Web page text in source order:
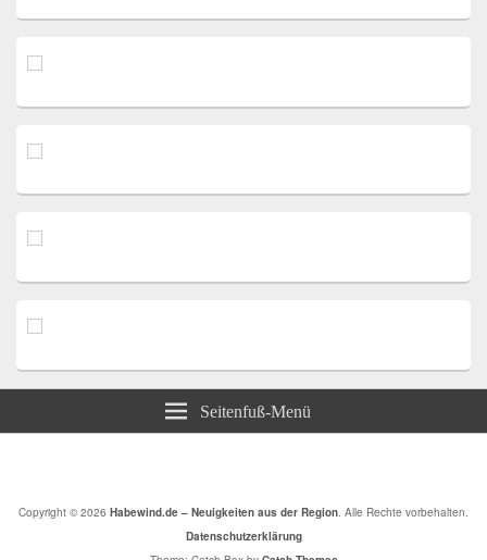
Seitenfuß-Menü
Copyright © 2026 Habewind.de – Neuigkeiten aus der Region. Alle Rechte vorbehalten.
Datenschutzerklärung